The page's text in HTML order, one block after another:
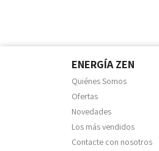
ENERGÍA ZEN
Quiénes Somos
Ofertas
Novedades
Los más vendidos
Contacte con nosotros